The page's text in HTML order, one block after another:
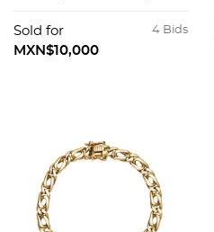
caja y pulsadores
(Monaco Chain).
4 Bids
Sold for
MXN$10,000